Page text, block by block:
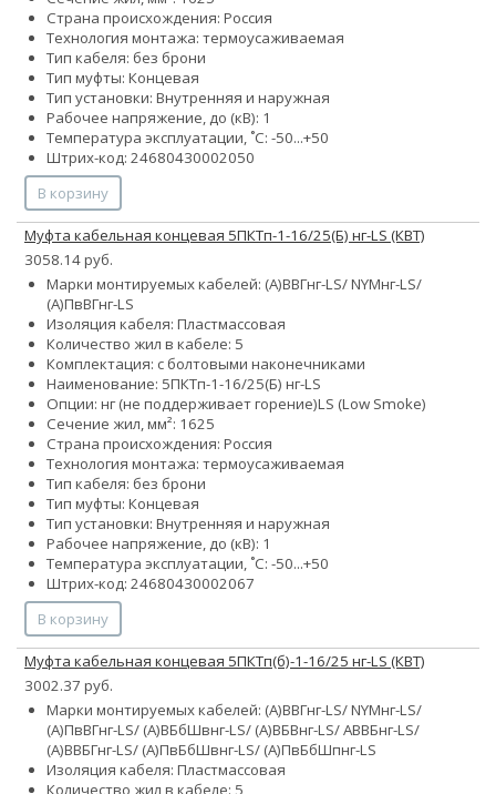
Страна происхождения: Россия
Технология монтажа: термоусаживаемая
Тип кабеля: без брони
Тип муфты: Концевая
Тип установки: Внутренняя и наружная
Рабочее напряжение, до (кВ): 1
Температура эксплуатации, ˚С: -50...+50
Штрих-код: 24680430002050
В корзину
Муфта кабельная концевая 5ПКТп-1-16/25(Б) нг-LS (КВТ)
3058.14 руб.
Марки монтируемых кабелей: (А)ВВГнг-LS/ NYMнг-LS/
(А)ПвВГнг-LS
Изоляция кабеля: Пластмассовая
Количество жил в кабеле: 5
Комплектация: с болтовыми наконечниками
Наименование: 5ПКТп-1-16/25(Б) нг-LS
Опции: нг (не поддерживает горение)LS (Low Smoke)
Сечение жил, мм²: 1625
Страна происхождения: Россия
Технология монтажа: термоусаживаемая
Тип кабеля: без брони
Тип муфты: Концевая
Тип установки: Внутренняя и наружная
Рабочее напряжение, до (кВ): 1
Температура эксплуатации, ˚С: -50...+50
Штрих-код: 24680430002067
В корзину
Муфта кабельная концевая 5ПКТп(б)-1-16/25 нг-LS (КВТ)
3002.37 руб.
Марки монтируемых кабелей: (А)ВВГнг-LS/ NYMнг-LS/
(А)ПвВГнг-LS/ (А)ВБбШвнг-LS/ (А)ВБВнг-LS/ АВВБнг-LS/
(А)ВВБГнг-LS/ (А)ПвБбШвнг-LS/ (А)ПвБбШпнг-LS
Изоляция кабеля: Пластмассовая
Количество жил в кабеле: 5